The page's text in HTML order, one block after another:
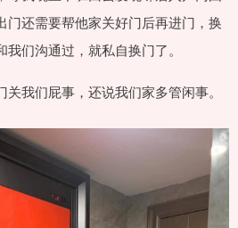
门还需要帮他家关好门后再进门，换
们沟通过，就私自换门了。
我们屁事，还说我们家多管闲事。